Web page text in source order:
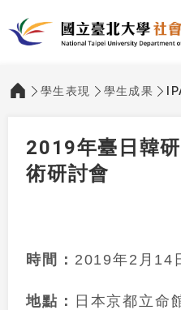
::: 學生表現 學生成果
2019年臺日韓
術研討會
時間： 2019年2月14
地點： 日本京都立命